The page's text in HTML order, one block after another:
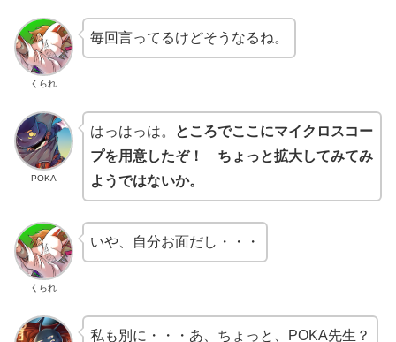
くられ
毎回言ってるけどそうなるね。
POKA
はっはっは。
ところでここにマイクロスコー
プを用意したぞ！ ちょっと拡大してみてみ
ようではないか。
くられ
いや、自分お面だし・・・
私も別に・・・あ、ちょっと、POKA先生？